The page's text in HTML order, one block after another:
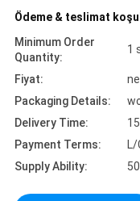
Ödeme & teslimat
Minimum Order
Quantity:
1
Fiyat:
Packaging Details:
Delivery Time:
Payment Terms:
Supply Ability: